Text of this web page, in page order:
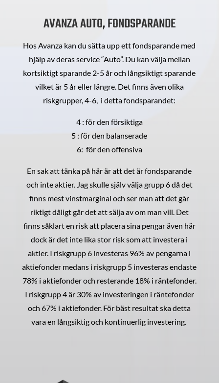
AVANZA AUTO, FONDSPARANDE
Hos Avanza kan du sätta upp ett fondsparande med
hjälp av deras service “Auto”. Du kan välja mellan
kortsiktigt sparande 2-5 år och långsiktigt sparande
vilket är 5 år eller längre. Det finns även olika
riskgrupper, 4-6, i detta fondsparandet:
4 : för den försiktiga
5 : för den balanserade
6: för den offensiva
En sak att tänka på här är att det är fondsparande
och inte aktier. Jag skulle själv välja grupp 6 då det
finns mest vinstmarginal och ser man att det går
riktigt dåligt går det att sälja av om man vill. Det
finns såklart en risk att placera sina pengar även här
dock är det inte lika stor risk som att investera i
aktier. I riskgrupp 6 investeras 96% av pengarna i
aktiefonder medans i riskgrupp 5 investeras endaste
78% i aktiefonder och resterande 18% i räntefonder.
I riskgrupp 4 är 30% av investeringen i räntefonder
och 67% i aktiefonder. För bäst resultat ska detta
vara en långsiktig och kontinuerlig investering.